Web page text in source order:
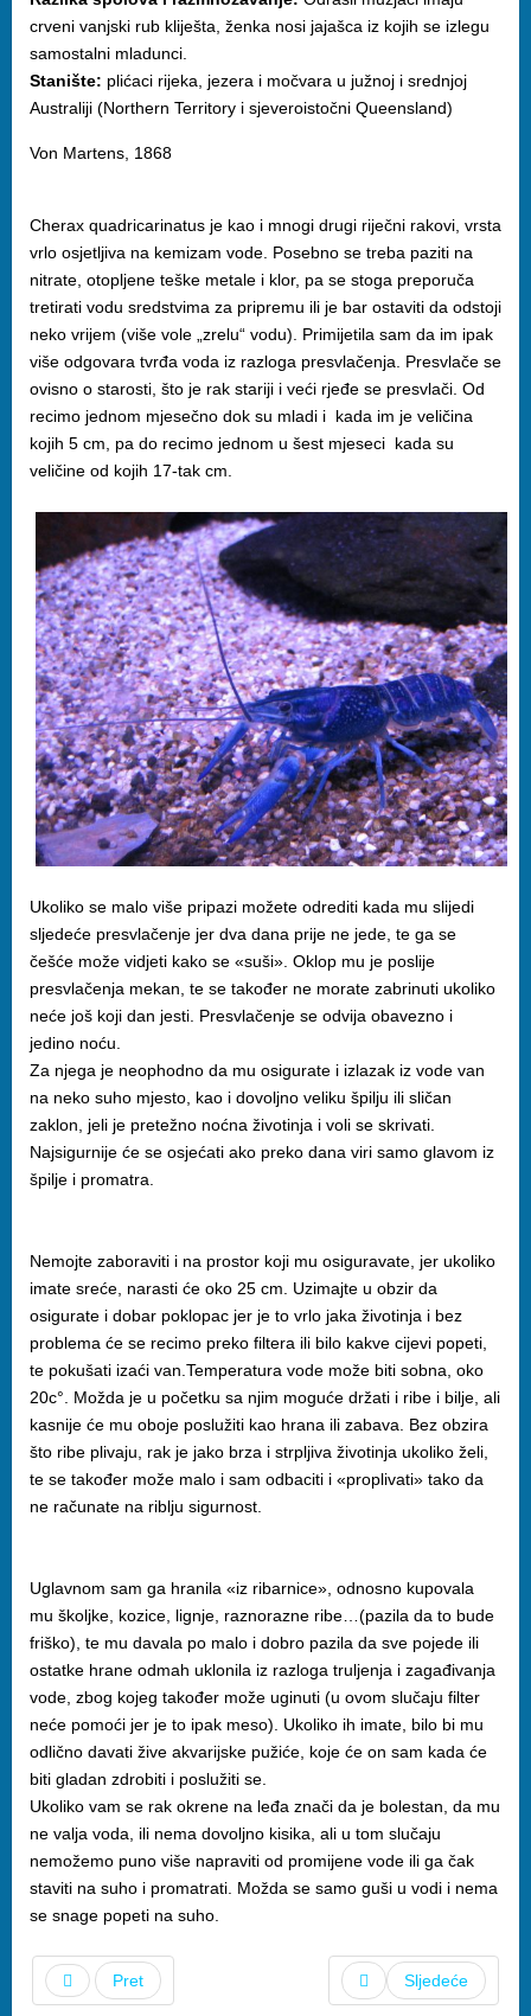
crveni vanjski rub kliješta, ženka nosi jajašca iz kojih se izlegu
samostalni mladunci.
Stanište: plićaci rijeka, jezera i močvara u južnoj i srednjoj
Australiji (Northern Territory i sjeveroistočni Queensland)
Von Martens, 1868
Cherax quadricarinatus je kao i mnogi drugi riječni rakovi, vrsta
vrlo osjetljiva na kemizam vode. Posebno se treba paziti na
nitrate, otopljene teške metale i klor, pa se stoga preporuča
tretirati vodu sredstvima za pripremu ili je bar ostaviti da odstoji
neko vrijem (više vole „zrelu“ vodu). Primijetila sam da im ipak
više odgovara tvrđa voda iz razloga presvlačenja. Presvlače se
ovisno o starosti, što je rak stariji i veći rjeđe se presvlači. Od
recimo jednom mjesečno dok su mladi i kada im je veličina
kojih 5 cm, pa do recimo jednom u šest mjeseci kada su
veličine od kojih 17-tak cm.
Ukoliko se malo više pripazi možete odrediti kada mu slijedi
sljedeće presvlačenje jer dva dana prije ne jede, te ga se
češće može vidjeti kako se «suši». Oklop mu je poslije
presvlačenja mekan, te se također ne morate zabrinuti ukoliko
neće još koji dan jesti. Presvlačenje se odvija obavezno i
jedino noću.
Za njega je neophodno da mu osigurate i izlazak iz vode van
na neko suho mjesto, kao i dovoljno veliku špilju ili sličan
zaklon, jeli je pretežno noćna životinja i voli se skrivati.
Najsigurnije će se osjećati ako preko dana viri samo glavom iz
špilje i promatra.
Nemojte zaboraviti i na prostor koji mu osiguravate, jer ukoliko
imate sreće, narasti će oko 25 cm. Uzimajte u obzir da
osigurate i dobar poklopac jer je to vrlo jaka životinja i bez
problema će se recimo preko filtera ili bilo kakve cijevi popeti,
te pokušati izaći van.Temperatura vode može biti sobna, oko
20c°. Možda je u početku sa njim moguće držati i ribe i bilje, ali
kasnije će mu oboje poslužiti kao hrana ili zabava. Bez obzira
što ribe plivaju, rak je jako brza i strpljiva životinja ukoliko želi,
te se također može malo i sam odbaciti i «proplivati» tako da
ne računate na riblju sigurnost.
Uglavnom sam ga hranila «iz ribarnice», odnosno kupovala
mu školjke, kozice, lignje, raznorazne ribe…(pazila da to bude
friško), te mu davala po malo i dobro pazila da sve pojede ili
ostatke hrane odmah uklonila iz razloga truljenja i zagađivanja
vode, zbog kojeg također može uginuti (u ovom slučaju filter
neće pomoći jer je to ipak meso). Ukoliko ih imate, bilo bi mu
odlično davati žive akvarijske pužiće, koje će on sam kada će
biti gladan zdrobiti i poslužiti se.
Ukoliko vam se rak okrene na leđa znači da je bolestan, da mu
ne valja voda, ili nema dovoljno kisika, ali u tom slučaju
nemožemo puno više napraviti od promijene vode ili ga čak
staviti na suho i promatrati. Možda se samo guši u vodi i nema
se snage popeti na suho.
Pret Sljedeće